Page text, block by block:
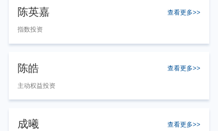
陈英嘉 查看更多>>
指数投资
陈皓 查看更多>>
主动权益投资
成曦 查看更多>>